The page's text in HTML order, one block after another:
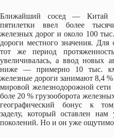
Ближайший сосед — Китай
пятилетки ввел более
железных дорог и около 100
дороги местного значения. Для
тот же период
увеличивалась, а ввод новых
ниже — примерно 10 тыс.
железные дороги занимают 8,4
мировой железнодорожной
боле 20 % грузооборота
географический бонус к
заделу, который оставлен
поколений. Но и он уже ощутимо